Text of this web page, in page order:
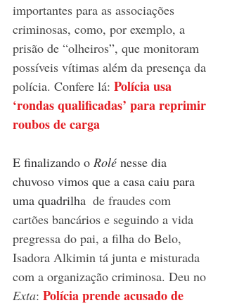
importantes para as associações
criminosas, como, por exemplo, a
prisão de “olheiros”, que monitoram
possíveis vítimas além da presença da
polícia. Confere lá: Polícia usa
‘rondas qualificadas’ para reprimir
roubos de carga
E finalizando o Rolé nesse dia
chuvoso vimos que a casa caiu para
uma quadrilha de fraudes com
cartões bancários e seguindo a vida
pregressa do pai, a filha do Belo,
Isadora Alkimin tá junta e misturada
com a organização criminosa. Deu no
Exta: Polícia prende acusado de